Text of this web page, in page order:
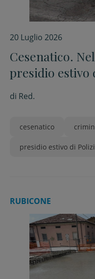
20 Luglio 2026
Cesenatico.
presidio estivo
nei controlli.
furti
di Red.
cesenatico
presidio estivo di
RUBICONE